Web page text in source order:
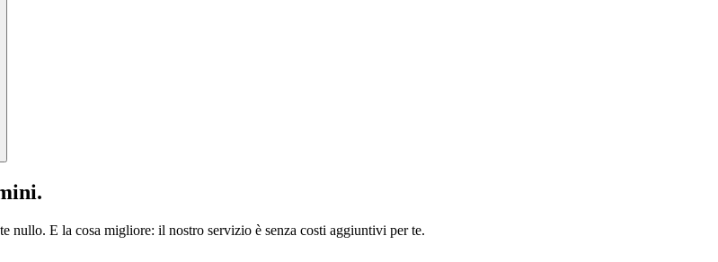
nullo. E la cosa migliore: il nostro servizio è senza costi aggiuntivi per te.